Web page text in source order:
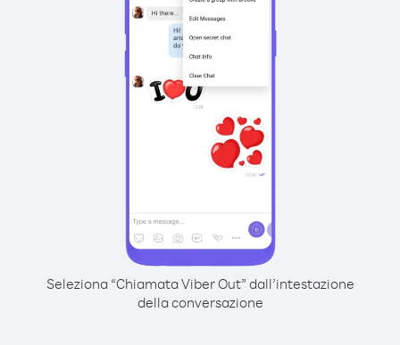
Seleziona “Chiamata Viber Out” dall’intestazione
della conversazione